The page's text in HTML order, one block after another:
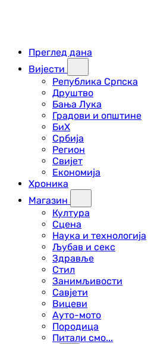
Преглед дана
Вијести
Република Српска
Друштво
Бања Лука
Градови и општине
БиХ
Србија
Регион
Свијет
Економија
Хроника
Магазин
Култура
Сцена
Наука и технологија
Љубав и секс
Здравље
Стил
Занимљивости
Савјети
Вицеви
Ауто-мото
Породица
Питали смо...